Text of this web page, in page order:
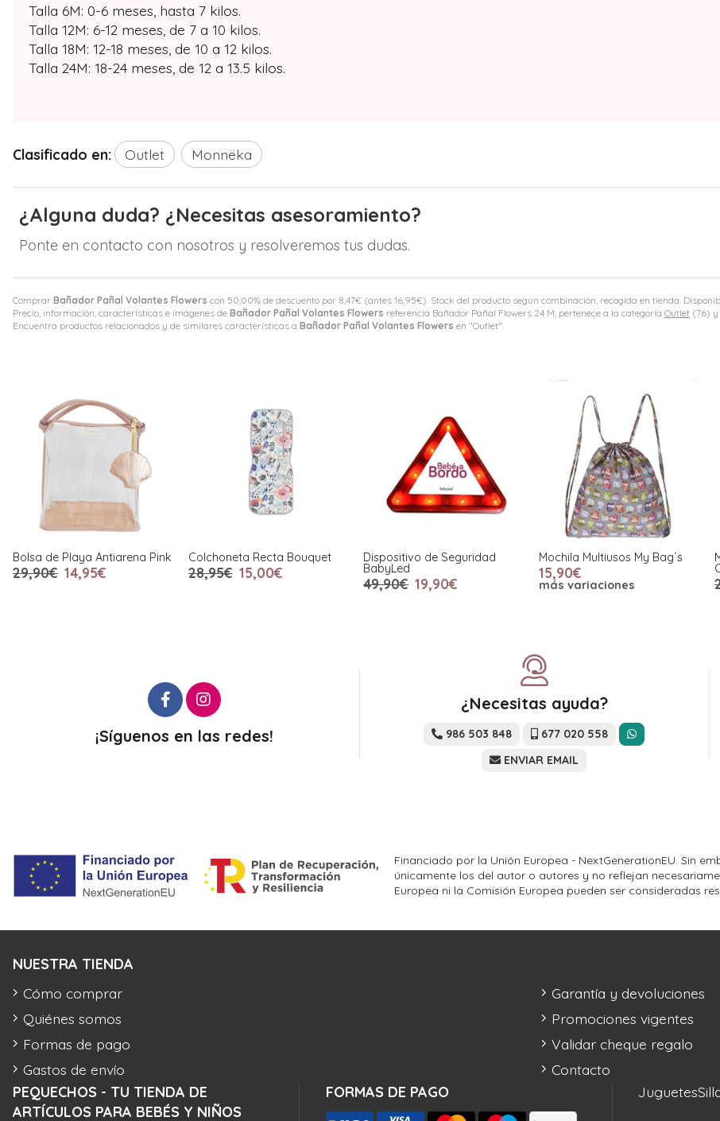
Comprar Bañador Pañal Volantes Flowers con 50,00% de descuento por 8,47€ (antes 16,95€). Stock del producto según combinación, recogida en tienda.
Precio, información, características e imágenes de Bañador Pañal Volantes Flowers referencia Bañador Pañal Flowers 24 M, pertenece a la categoría Outlet (76)
Encuentra productos relacionados y de similares características a Bañador Pañal Volantes Flowers en "Outlet".
Talla 6M: 0-6 meses, hasta 7 kilos.
Talla 12M: 6-12 meses, de 7 a 10 kilos.
Talla 18M: 12-18 meses, de 10 a 12 kilos.
Talla 24M: 18-24 meses, de 12 a 13.5 kilos.
Clasificado en: Outlet Monnëka
¿Alguna duda? ¿Necesitas asesoramiento?
Ponte en contacto con nosotros y resolveremos tus dudas.
Bolsa de Playa Antiarena Pink
29,90€ 14,95€
Colchoneta Recta Bouquet
28,95€ 15,00€
Dispositivo de Seguridad
BabyLed
49,90€ 19,90€
Mochila Multiusos My Bag´s
15,90€
más variaciones
¡Síguenos en las redes!
¿Necesitas ayuda?
986 503 848
677 020 558
ENVIAR EMAIL
Financiado por la Unión Europea - NextGenerationEU. Sin
únicamente los del autor o autores y no reflejan
Europea ni la Comisión Europea pueden ser consideradas
PEQUECHOS - TU TIENDA DE
ARTÍCULOS PARA BEBÉS Y NIÑOS
FORMAS DE PAGO
NUESTRA TIENDA
Cómo comprar
Quiénes somos
Formas de pago
Gastos de envío
Garantía y devoluciones
Promociones vigentes
Validar cheque regalo
Contacto
Juguetes